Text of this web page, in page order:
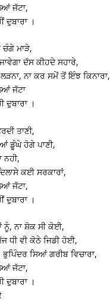
ਜੱਟਾ,
ਦੁਬਾਰਾ ।
ਮਾੜੇ,
ਦੱਸ ਕੀਹਦੇ ਸਹਾਰੇ,
ਲੜਨਾ, ਨਾ ਕਰ ਸਮੇਂ ਤੋਂ ਇੰਝ ਕਿਨਾਰਾ,
ਜੱਟਾ
ਦੁਬਾਰਾ ।
ਤਾਣੀ,
ਡੂੰਘੇ ਹੋਗੇ ਪਾਣੀ,
ਨਹੀ,
ਕਈ ਸਰਕਾਰਾਂ,
ਜੱਟਾ,
ਦੁਬਾਰਾ ।
ਨਾ ਸ਼ੋਕ ਸੀ ਕੋਈ,
ਧੀ ਵੀ ਕੋਠੇ ਜਿਡੀ ਹੋਈ,
ਸਿਆਂ ਗਰੀਬ ਵਿਚਾਰਾ,
ਜੱਟਾ,
ਦੁਬਾਰਾ ।